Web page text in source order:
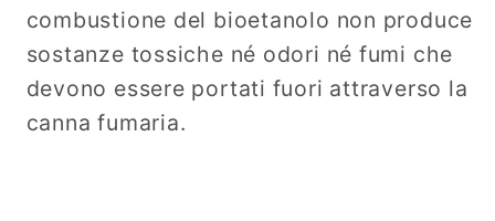
combustione del bioetanolo non produce
sostanze tossiche né odori né fumi che
devono essere portati fuori attraverso la
canna fumaria.